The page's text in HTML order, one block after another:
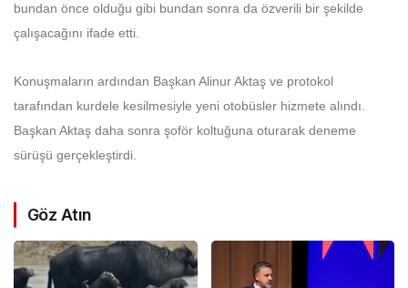
bundan önce olduğu gibi bundan sonra da özverili bir şekilde
çalışacağını ifade etti.
Konuşmaların ardından Başkan Alinur Aktaş ve protokol
tarafından kurdele kesilmesiyle yeni otobüsler hizmete alındı.
Başkan Aktaş daha sonra şoför koltuğuna oturarak deneme
sürüşü gerçekleştirdi.
Göz Atın